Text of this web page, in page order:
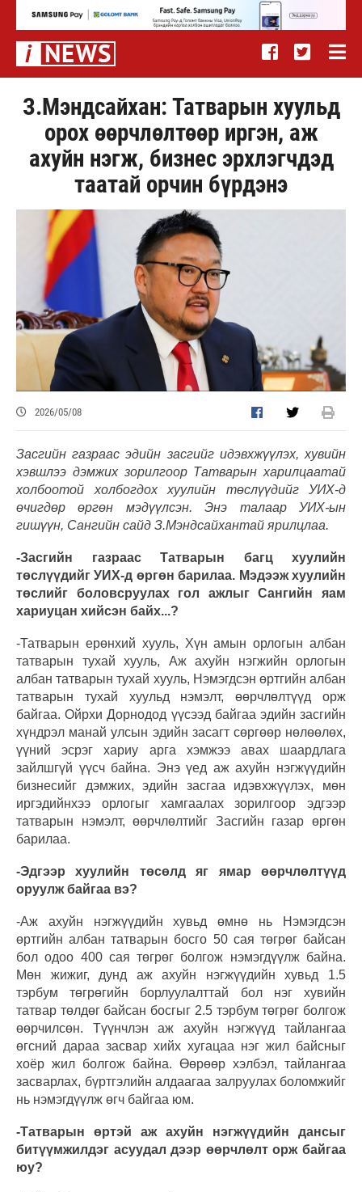
З.Мэндсайхан: Татварын хуульд
орох өөрчлөлтөөр иргэн, аж
ахуйн нэгж, бизнес эрхлэгчдэд
таатай орчин бүрдэнэ
2026/05/08
Засгийн газраас эдийн засгийг идэвхжүүлэх, хувийн
хэвшлээ дэмжих зорилгоор Татварын харилцаатай
холбоотой холбогдох хуулийн төслүүдийг УИХ-д
өчигдөр өргөн мэдүүлсэн. Энэ талаар УИХ-ын
гишүүн, Сангийн сайд З.Мэндсайхантай ярилцлаа.
-Засгийн газраас Татварын багц хуулийн
төслүүдийг УИХ-д өргөн барилаа. Мэдээж хуулийн
төслийг боловсруулах гол ажлыг Сангийн яам
хариуцан хийсэн байх...?
-Татварын ерөнхий хууль, Хүн амын орлогын албан
татварын тухай хууль, Аж ахуйн нэгжийн орлогын
албан татварын тухай хууль, Нэмэгдсэн өртгийн албан
татварын тухай хуульд нэмэлт, өөрчлөлтүүд орж
байгаа. Ойрхи Дорнодод үүсээд байгаа эдийн засгийн
хүндрэл манай улсын эдийн засагт сөргөөр нөлөөлөх,
үүний эсрэг хариу арга хэмжээ авах шаардлага
зайлшгүй үүсч байна. Энэ үед аж ахуйн нэгжүүдийн
бизнесийг дэмжих, эдийн засгаа идэвхжүүлэх, мөн
иргэдийнхээ орлогыг хамгаалах зорилгоор эдгээр
татварын нэмэлт, өөрчлөлтийг Засгийн газар өргөн
барилаа.
-Эдгээр хуулийн төсөлд яг ямар өөрчлөлтүүд
оруулж байгаа вэ?
-Аж ахуйн нэгжүүдийн хувьд өмнө нь Нэмэгдсэн
өртгийн албан татварын босго 50 сая төгрөг байсан
бол одоо 400 сая төгрөг болгож нэмэгдүүлж байна.
Мөн жижиг, дунд аж ахуйн нэгжүүдийн хувьд 1.5
тэрбум төгрөгийн борлуулалттай бол нэг хувийн
татвар төлдөг байсан босгыг 2.5 тэрбум төгрөг болгож
өөрчилсөн. Түүнчлэн аж ахуйн нэгжүүд тайлангаа
өгсний дараа засвар хийх хугацаа нэг жил байсныг
хоёр жил болгож байна. Өөрөөр хэлбэл, тайлангаа
засварлах, бүртгэлийн алдаагаа залруулах боломжийг
нь нэмэгдүүлж өгч байгаа юм.
-Татварын өртэй аж ахуйн нэгжүүдийн дансыг
битүүмжилдэг асуудал дээр өөрчлөлт орж байгаа
юу?